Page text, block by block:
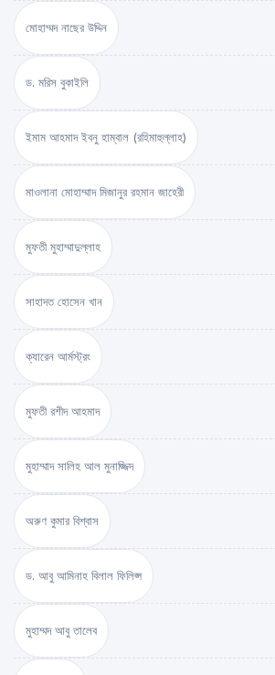
মোহাম্মদ নাছের উদ্দিন
ড. মরিস বুকাইলি
ইমাম আহমাদ ইবনু হাম্বাল (রহিমাহুল্লাহ)
মাওলানা মোহাম্মাদ মিজানুর রহমান জাহেরী
মুফতী মুহাম্মাদুল্লাহ
সাহাদত হোসেন খান
ক্যারেন আর্মস্ট্রং
মুফতী রশীদ আহমাদ
মুহাম্মাদ সালিহ আল মুনাজ্জিদ
অরুণ কুমার বিশ্বাস
ড. আবু আমিনাহ বিলাল ফিলিপ্স
মুহাম্মদ আবু তালেব